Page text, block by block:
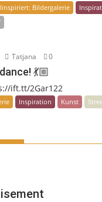
Bildergalerie
Tatjana 0
💃🏼
ift.tt/2Gar122
Inspiration Kunst